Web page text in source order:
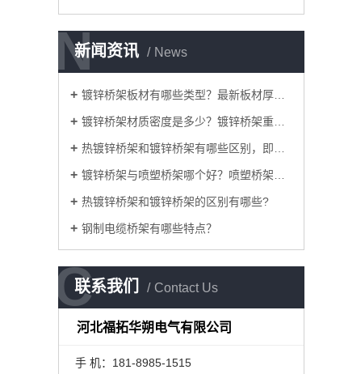
新闻资讯 News
N
N
镀锌桥架板材有哪些类型？最新板材厚度标准？
镀锌桥架材质密度是多少？镀锌桥架重量如何计算
热镀锌桥架和镀锌桥架有哪些区别，即相同与不同
镀锌桥架与喷塑桥架哪个好？喷塑桥架与镀锌桥架
热镀锌桥架和镀锌桥架的区别有哪些?
钢制电缆桥架有哪些特点？
联系我们 Contact Us
C
C
河北福拓华朔电气有限公司
手 机：181-8985-1515